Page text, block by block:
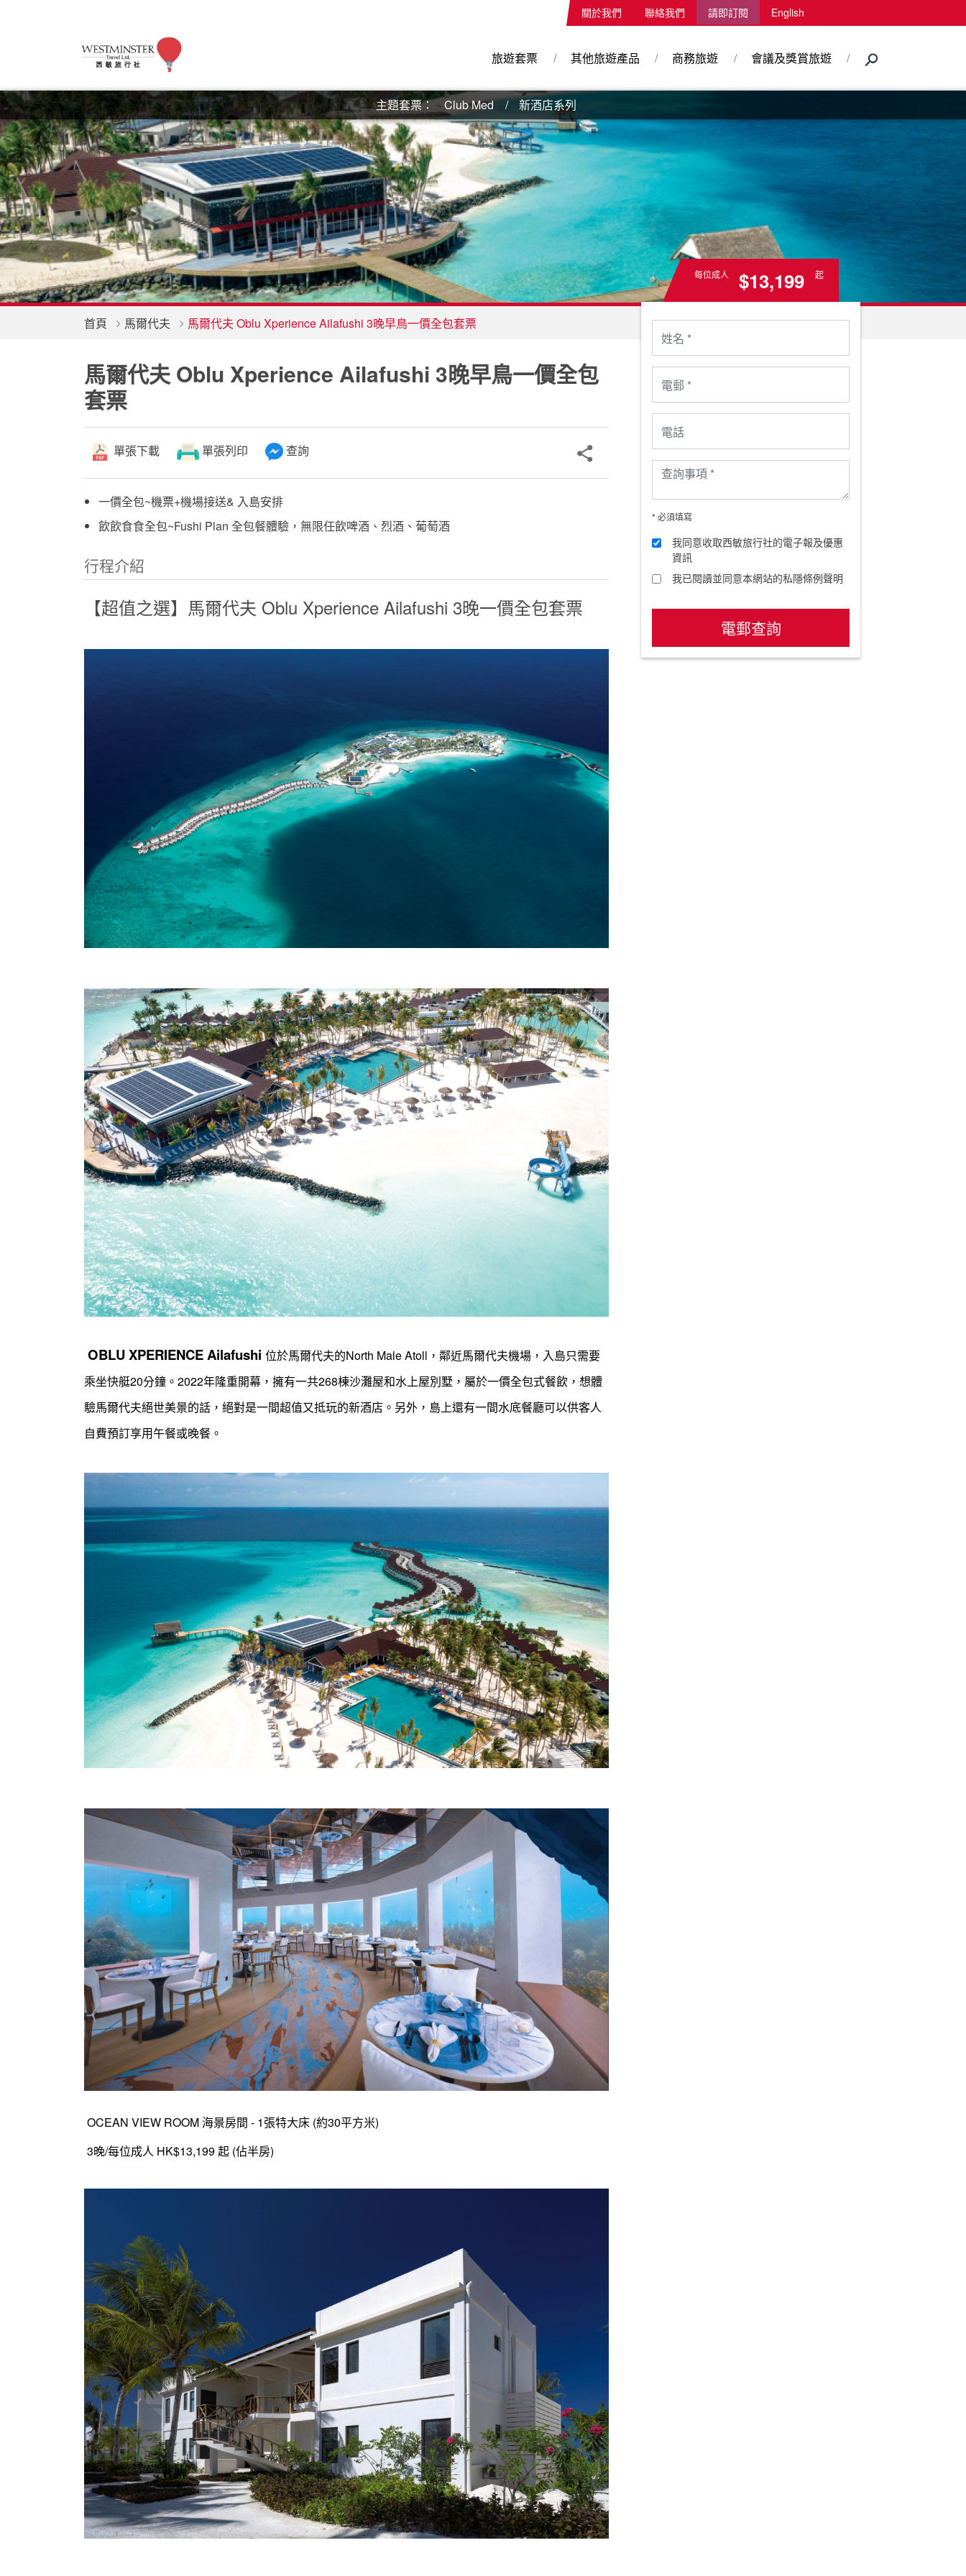
關於我們 聯絡我們 請即訂閱 English
旅遊套票 其他旅遊產品 商務旅遊 會議及獎賞旅遊
主題套票： Club Med 新酒店系列
首頁 馬爾代夫 馬爾代夫 Oblu Xperience Ailafushi 3晚早鳥一價全包套票
馬爾代夫 Oblu Xperience Ailafushi 3晚早鳥一價全包
套票
單張下載 單張列印 查詢
一價全包~機票+機場接送& 入島安排
飲飲食食全包~Fushi Plan 全包餐體驗，無限任飲啤酒、烈酒、葡萄酒
每位成人 $13,199 起
* 必須填寫
我同意收取西敏旅行社的電子報及優惠
資訊
我已閱讀並同意本網站的私隱條例聲明
電郵查詢
行程介紹
【超值之選】 馬爾代夫 Oblu Xperience Ailafushi 3晚一價全包套票
OBLU XPERIENCE Ailafushi 位於馬爾代夫的North Male Atoll，鄰近馬爾代夫機場，入島只需要
乘坐快艇20分鐘。2022年隆重開幕，擁有一共268棟沙灘屋和水上屋別墅， 屬於一價全包式餐飲， 想體
驗馬爾代夫絕世美景的話，絕對是一間超值又抵玩的新酒店。另外，島上還有一間水底餐廳可以供客人
自費預訂享用午餐或晚餐。
OCEAN VIEW ROOM 海景房間 - 1張特大床 (約30平方米)
3晚/每位成人 HK$13,199 起 (佔半房)